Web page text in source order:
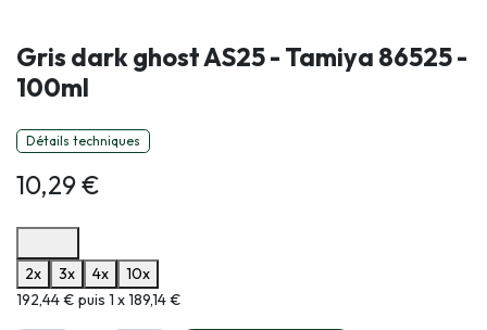
Gris dark ghost AS25 - Tamiya 86525 -
100ml
Détails techniques
10,29€
2x
3x 4x
10x
Informations sur le plan de paiement sélectionné
192,44 € puis 1 x 189,14 €